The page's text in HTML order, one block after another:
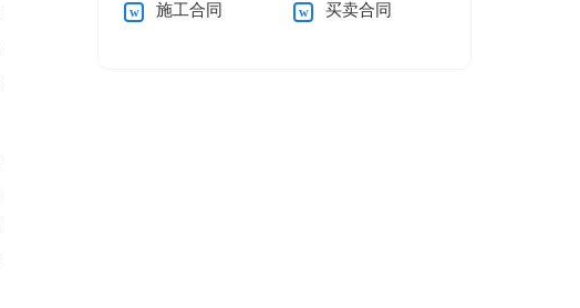
施工合同 买卖合同